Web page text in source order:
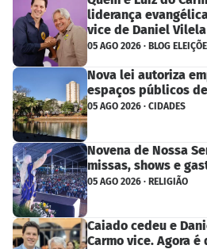
liderança
vice de Daniel Vilela
05 AGO 2026 · BLOG
Nova lei autoriza
espaços públicos
05 AGO 2026 · CIDADES
Novena de Nossa
missas, shows e
05 AGO 2026 · RELIGIÃO
Caiado cedeu e
Carmo vice. Agora é